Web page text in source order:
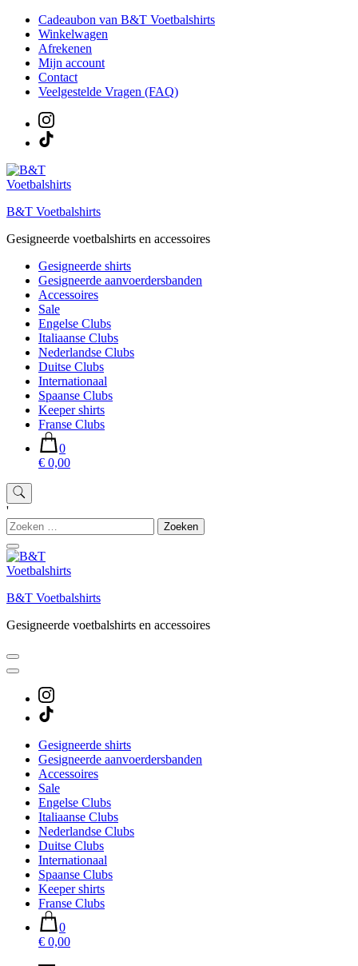
naar
inhoud
Cadeaubon van B&T Voetbalshirts
Winkelwagen
Afrekenen
Mijn account
Contact
Veelgestelde Vragen (FAQ)
B&T Voetbalshirts
Gesigneerde voetbalshirts en accessoires
Gesigneerde shirts
Gesigneerde aanvoerdersbanden
Accessoires
Sale
Engelse Clubs
Italiaanse Clubs
Nederlandse Clubs
Duitse Clubs
Internationaal
Spaanse Clubs
Keeper shirts
Franse Clubs
0
€ 0,00
'
Zoeken
naar:
B&T Voetbalshirts
Gesigneerde voetbalshirts en accessoires
Gesigneerde shirts
Gesigneerde aanvoerdersbanden
Accessoires
Sale
Engelse Clubs
Italiaanse Clubs
Nederlandse Clubs
Duitse Clubs
Internationaal
Spaanse Clubs
Keeper shirts
Franse Clubs
0
€ 0,00